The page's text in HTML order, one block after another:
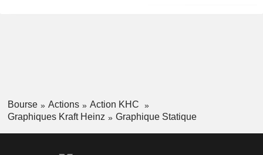
Bourse Actions
Action KHC
Graphiques Kraft Heinz
Graphique Statique